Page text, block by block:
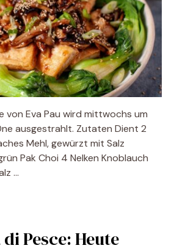
von Eva Pau wird mittwochs um
ausgestrahlt. Zutaten Dient 2
Mehl, gewürzt mit Salz
Pak Choi 4 Nelken Knoblauch
…
Pesce: Heute